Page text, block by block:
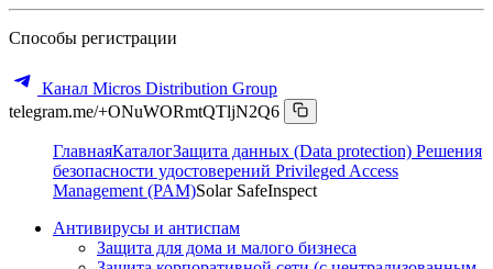
Способы регистрации
Канал Micros Distribution Group
telegram.me/+ONuWORmtQTljN2Q6
ГлавнаяКаталогЗащита данных (Data protection) Решения
безопасности удостоверений Privileged Access
Management (PAM)Solar SafeInspect
Антивирусы и антиспам
Защита для дома и малого бизнеса